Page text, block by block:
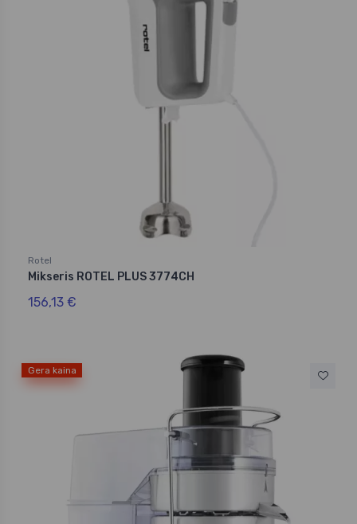
Rotel
Mikseris ROTEL PLUS 3774CH
156,13 €
Gera kaina